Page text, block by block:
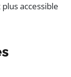
accessible